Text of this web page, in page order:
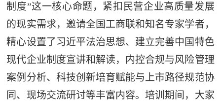
制度”这一核心命题，紧扣民营企业高质量发展
的现实需求，邀请全国工商联和知名专家学者，
精心设置了习近平法治思想、建立完善中国特色
现代企业制度宣讲和解读，内控合规与风险管理
案例分析、科技创新培育赋能与上市路径规范协
同、现场交流研讨等丰富内容。培训期间，大家